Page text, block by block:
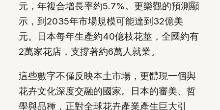
元，年複合增長率約5.7%。更樂觀的預測顯
示，到2035年市場規模可能達到32億美
元。日本每年生產約40億枝花莖，全國約有
2萬家花店，支撐著約6萬人就業。
這些數字不僅反映本土市場，更體現一個與
花卉文化深度交融的國家。日本的審美、哲
學與品種，正對全球花卉產業產生巨大引